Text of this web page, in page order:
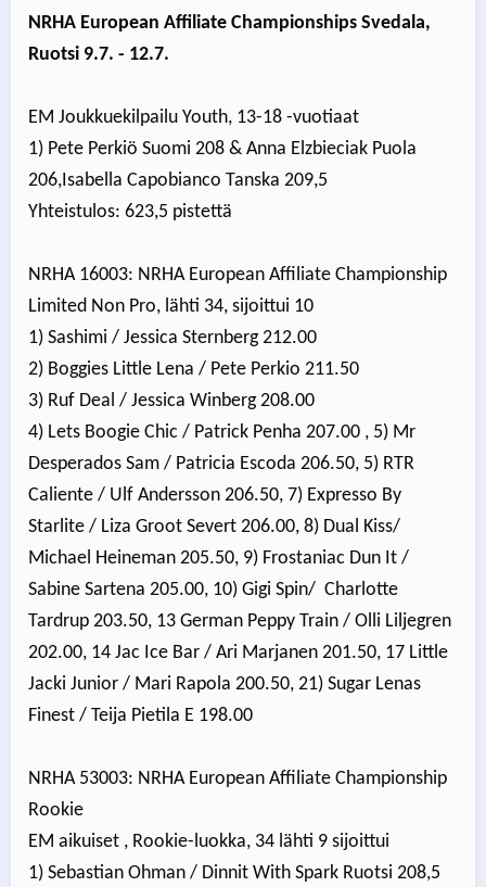
NRHA European Affiliate Championships Svedala,
Ruotsi 9.7. - 12.7.
EM Joukkuekilpailu Youth, 13-18 -vuotiaat
1) Pete Perkiö Suomi 208 & Anna Elzbieciak Puola
206,Isabella Capobianco Tanska 209,5
Yhteistulos: 623,5 pistettä
NRHA 16003: NRHA European Affiliate Championship
Limited Non Pro, lähti 34, sijoittui 10
1) Sashimi / Jessica Sternberg 212.00
2) Boggies Little Lena / Pete Perkio 211.50
3) Ruf Deal / Jessica Winberg 208.00
4) Lets Boogie Chic / Patrick Penha 207.00 , 5) Mr
Desperados Sam / Patricia Escoda 206.50, 5) RTR
Caliente / Ulf Andersson 206.50, 7) Expresso By
Starlite / Liza Groot Severt 206.00, 8) Dual Kiss/
Michael Heineman 205.50, 9) Frostaniac Dun It /
Sabine Sartena 205.00, 10) Gigi Spin/ Charlotte
Tardrup 203.50, 13 German Peppy Train / Olli Liljegren
202.00, 14 Jac Ice Bar / Ari Marjanen 201.50, 17 Little
Jacki Junior / Mari Rapola 200.50, 21) Sugar Lenas
Finest / Teija Pietila E 198.00
NRHA 53003: NRHA European Affiliate Championship
Rookie
EM aikuiset , Rookie-luokka, 34 lähti 9 sijoittui
1) Sebastian Ohman / Dinnit With Spark Ruotsi 208,5